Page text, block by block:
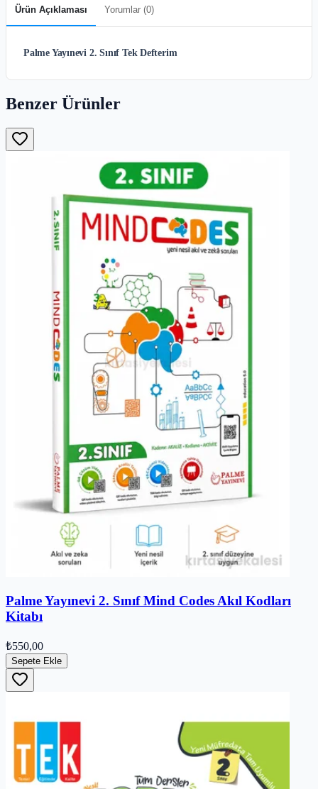
Ürün Açıklaması Yorumlar (0)
Palme Yayınevi 2. Sınıf Tek Defterim
Benzer Ürünler
Palme Yayınevi 2. Sınıf Mind Codes Akıl Kodları
Kitabı
₺550,00
Sepete Ekle